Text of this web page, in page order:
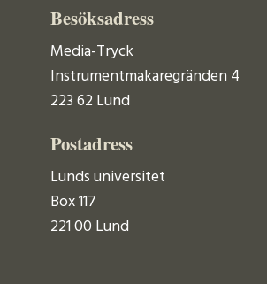
Besöksadress
Media-Tryck
Instrumentmakaregränden 4
223 62 Lund
Postadress
Lunds universitet
Box 117
221 00 Lund